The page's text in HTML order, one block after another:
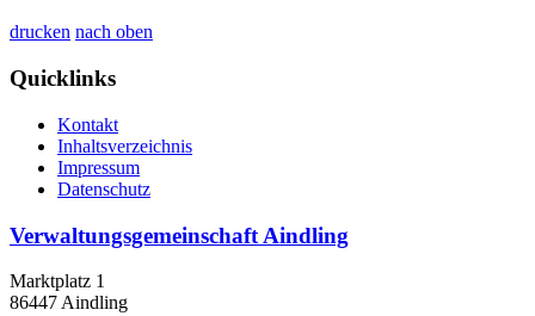
drucken nach oben
Quicklinks
Kontakt
Inhaltsverzeichnis
Impressum
Datenschutz
Verwaltungsgemeinschaft Aindling
Marktplatz 1
86447 Aindling